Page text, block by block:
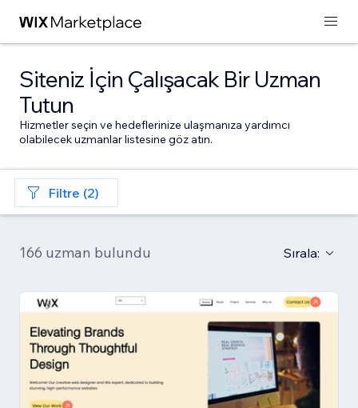
Siteniz İçin Çalışacak Bir Uzman
Tutun
Hizmetler seçin ve hedeflerinize ulaşmanıza yardımcı
olabilecek uzmanlar listesine göz atın.
Filtre (2)
166 uzman bulundu Sırala: